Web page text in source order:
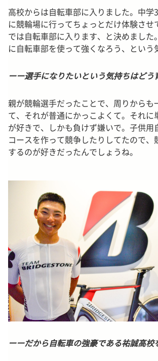
高校からは自転車部に入りました。中学
に競輪場に行ってちょっとだけ体験させ
では自転車部に入ります、と決めました
に自転車部を使って強くなろう、という
ーー選手になりたいという気持ちはどう
親が競輪選手だったことで、周りからも
て、それが普通にかっこよくて。それに
が好きで、しかも負けず嫌いで。子供用
コースを作って競争したりしてたので、
するのが好きだったんでしょうね。
ーーだから自転車の強豪である祐誠高校